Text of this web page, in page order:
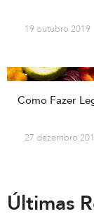
19 outubro 2019
Como Fazer
27 dezembro
Últimas